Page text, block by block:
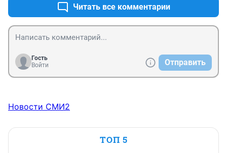
Читать все комментарии
Гость
Войти
Отправить
Новости СМИ2
ТОП 5